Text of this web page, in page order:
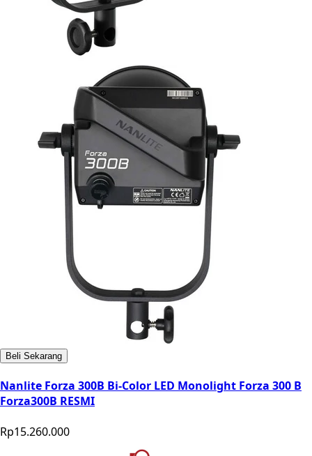
Beli Sekarang
Nanlite Forza 300B Bi-Color LED Monolight Forza 300 B
Forza300B RESMI
Rp15.260.000